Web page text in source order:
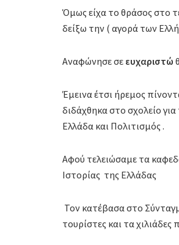
Όμως είχα το θράσος στο
δείξω την ( αγορά των
Αναφώνησε σε ευχαριστώ
Έμεινα έτσι ήρεμος
διδάχθηκα στο σχολείο
Ελλάδα και Πολιτισμός .
Αφού τελειώσαμε τα
Ιστορίας της Ελλάδας
Τον κατέβασα στο
τουρίστες και τα χιλιάδες